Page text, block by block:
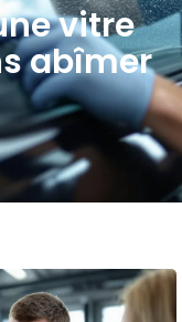
vitre
abîmer